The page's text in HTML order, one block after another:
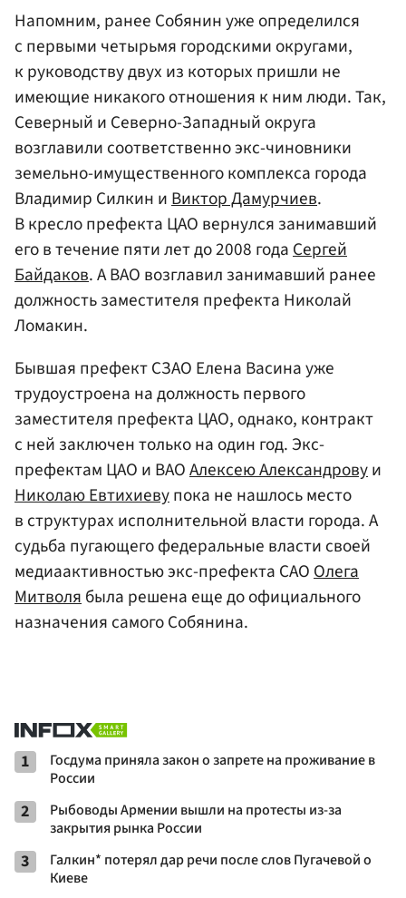
Напомним, ранее Собянин уже определился
с первыми четырьмя городскими округами,
к руководству двух из которых пришли не
имеющие никакого отношения к ним люди. Так,
Северный и Северно-Западный округа
возглавили соответственно экс-чиновники
земельно-имущественного комплекса города
Владимир Силкин иВиктор Дамурчиев.
В кресло префекта ЦАО вернулся занимавший
его в течение пяти лет до 2008 годаСергей
Байдаков. А ВАО возглавил занимавший ранее
должность заместителя префекта Николай
Ломакин.
Бывшая префект СЗАО Елена Васина уже
трудоустроена на должность первого
заместителя префекта ЦАО, однако, контракт
с ней заключен только на один год. Экс-
префектам ЦАО и ВАОАлексею Александровуи
Николаю Евтихиевупока не нашлось место
в структурах исполнительной власти города. А
судьба пугающего федеральные власти своей
медиаактивностью экс-префекта САООлега
Митволябыла решена еще до официального
назначения самого Собянина.
1
Госдума приняла закон о запрете на проживание в
России
2
Рыбоводы Армении вышли на протесты из-за
закрытия рынка России
3
Галкин* потерял дар речи после слов Пугачевой о
Киеве